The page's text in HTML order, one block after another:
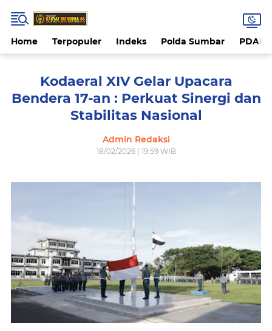
Home Terpopuler Indeks Polda Sumbar PDAM
Kodaeral XIV Gelar Upacara
Bendera 17-an : Perkuat Sinergi dan
Stabilitas Nasional
Admin Redaksi
18/02/2026 | 19:59 WIB